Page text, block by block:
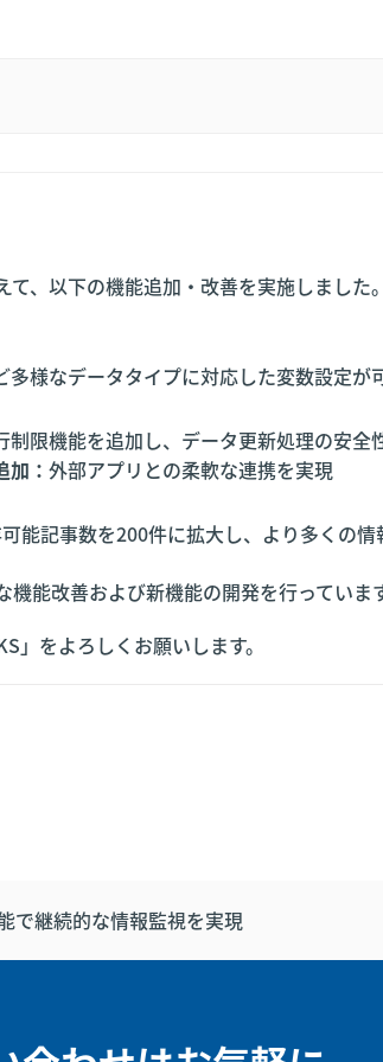
、以下の機能追加・改善を実施しました。
多様なデータタイプに対応した変数設定が
制限機能を追加し、データ更新処理の安全
： 外部アプリとの柔軟な連携を実現
能記事数を200件に拡大し、より多くの情
能改善および新機能の開発を行っています
」をよろしくお願いします。
で継続的な情報監視を実現